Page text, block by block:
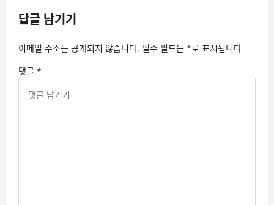
답글 남기기
이메일 주소는 공개되지 않습니다. 필수 필드는 *로 표시됩니다
댓글 *